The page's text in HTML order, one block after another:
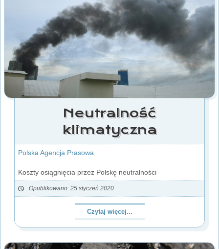
Neutralność
klimatyczna
Polska Agencja Prasowa
Koszty osiągnięcia przez Polskę neutralności
Opublikowano: 25 styczeń 2020
Czytaj więcej...